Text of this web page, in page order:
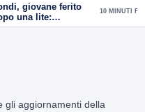
giovane ferito
una lite:
autore
10 MINUTI FA
gli aggiornamenti della